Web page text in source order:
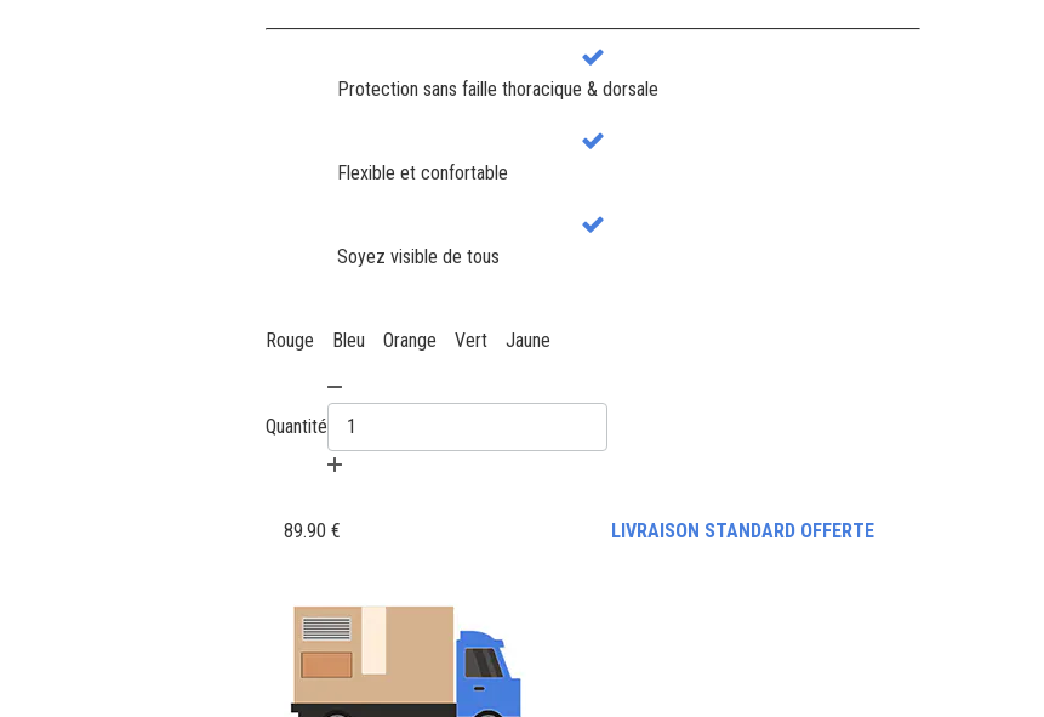
Protection sans faille thoracique & dorsale
Flexible et confortable
Soyez visible de tous
Rouge Bleu Orange Vert Jaune
Quantité
89.90 € LIVRAISON STANDARD OFFERTE